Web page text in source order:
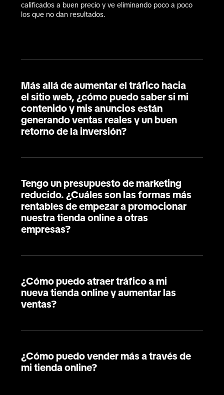
calificados a buen precio y ve eliminando poco a poco
los que no dan resultados.
Más allá de aumentar el tráfico hacia
el sitio web, ¿cómo puedo saber si mi
contenido y mis anuncios están
generando ventas reales y un buen
retorno de la inversión?
Tengo un presupuesto de marketing
reducido. ¿Cuáles son las formas más
rentables de empezar a promocionar
nuestra tienda online a otras
empresas?
¿Cómo puedo atraer tráfico a mi
nueva tienda online y aumentar las
ventas?
¿Cómo puedo vender más a través de
mi tienda online?